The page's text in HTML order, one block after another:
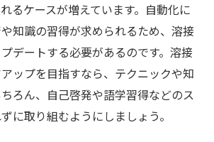
るケースが増えています。自動化に
知識の習得が求められるため、溶接
デートする必要があるのです。溶接
ップを目指すなら、テクニックや知
ろん、自己啓発や語学習得などのス
に取り組むようにしましょう。